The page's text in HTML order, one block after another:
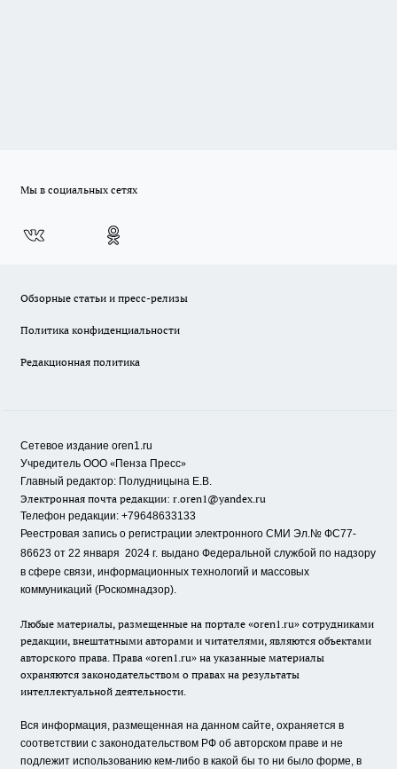
Мы в социальных сетях
Обзорные статьи и пресс-релизы
Политика конфиденциальности
Редакционная политика
Сетевое издание oren1.ru
Учредитель ООО «Пенза Пресс»
Главный редактор: Полудницына Е.В.
Электронная почта редакции: r.oren1@yandex.ru
Телефон редакции: +79648633133
Реестровая запись о регистрации электронного СМИ Эл.№ ФС77-
86623 от 22 января 2024 г. выдано Федеральной службой по надзору
в сфере связи, информационных технологий и массовых
коммуникаций (Роскомнадзор).
Любые материалы, размещенные на портале «oren1.ru» сотрудниками
редакции, внештатными авторами и читателями, являются объектами
авторского права. Права «oren1.ru» на указанные материалы
охраняются законодательством о правах на результаты
интеллектуальной деятельности.
Вся информация, размещенная на данном сайте, охраняется в
соответствии с законодательством РФ об авторском праве и не
подлежит использованию кем-либо в какой бы то ни было форме, в